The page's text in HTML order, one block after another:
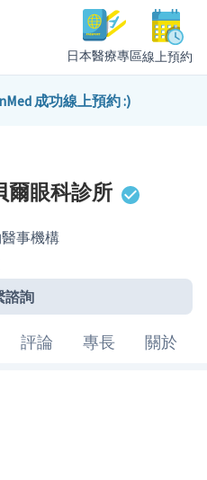
日本醫療專區線上預約
療人員
成功線上預約 :)
爾眼科診所
事機構
諮詢
評論 專長 關於